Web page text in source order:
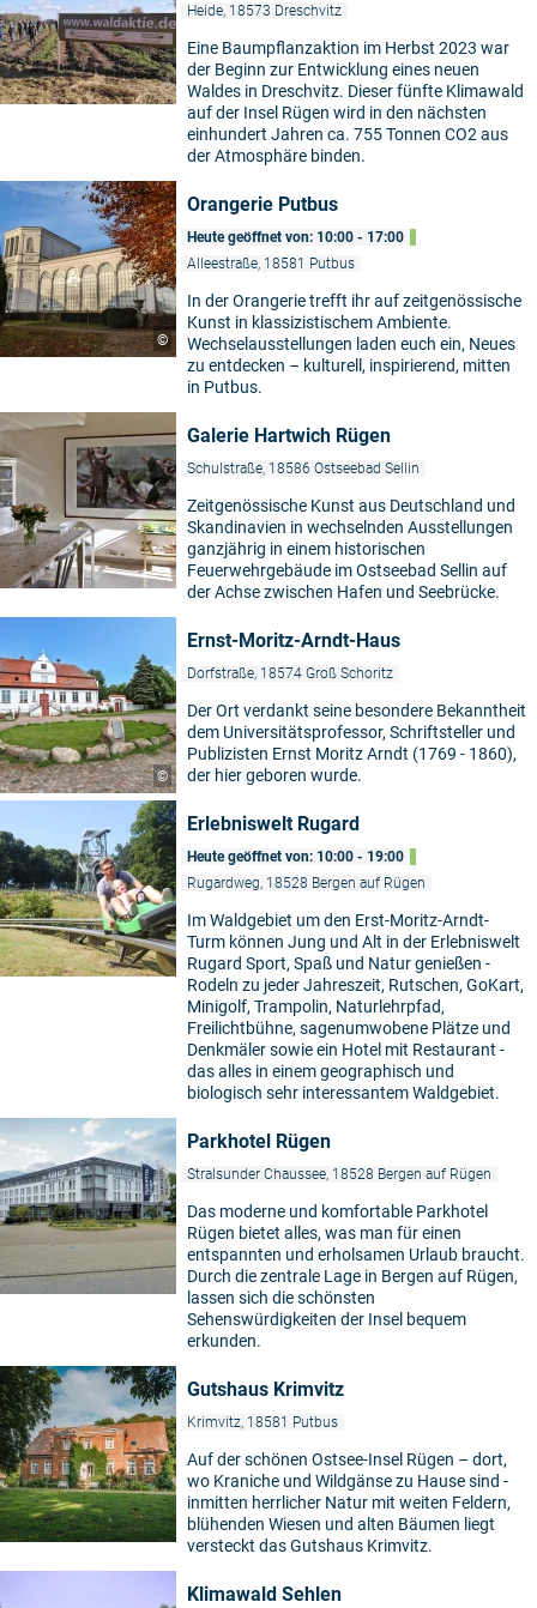
Heide, 18573 Dreschvitz
Eine Baumpflanzaktion im Herbst 2023 war
der Beginn zur Entwicklung eines neuen
Waldes in Dreschvitz. Dieser fünfte Klimawald
auf der Insel Rügen wird in den nächsten
einhundert Jahren ca. 755 Tonnen CO2 aus
der Atmosphäre binden.
©
Orangerie Putbus
Heute geöffnet von: 10:00 - 17:00
Alleestraße, 18581 Putbus
In der Orangerie trefft ihr auf zeitgenössische
Kunst in klassizistischem Ambiente.
Wechselausstellungen laden euch ein, Neues
zu entdecken – kulturell, inspirierend, mitten
in Putbus.
Galerie Hartwich Rügen
Schulstraße, 18586 Ostseebad Sellin
Zeitgenössische Kunst aus Deutschland und
Skandinavien in wechselnden Ausstellungen
ganzjährig in einem historischen
Feuerwehrgebäude im Ostseebad Sellin auf
der Achse zwischen Hafen und Seebrücke.
©
Ernst-Moritz-Arndt-Haus
Dorfstraße, 18574 Groß Schoritz
Der Ort verdankt seine besondere Bekanntheit
dem Universitätsprofessor, Schriftsteller und
Publizisten Ernst Moritz Arndt (1769 - 1860),
der hier geboren wurde.
Erlebniswelt Rugard
Heute geöffnet von: 10:00 - 19:00
Rugardweg, 18528 Bergen auf Rügen
Im Waldgebiet um den Erst-Moritz-Arndt-
Turm können Jung und Alt in der Erlebniswelt
Rugard Sport, Spaß und Natur genießen -
Rodeln zu jeder Jahreszeit, Rutschen, GoKart,
Minigolf, Trampolin, Naturlehrpfad,
Freilichtbühne, sagenumwobene Plätze und
Denkmäler sowie ein Hotel mit Restaurant -
das alles in einem geographisch und
biologisch sehr interessantem Waldgebiet.
Parkhotel Rügen
Stralsunder Chaussee, 18528 Bergen auf Rügen
Das moderne und komfortable Parkhotel
Rügen bietet alles, was man für einen
entspannten und erholsamen Urlaub braucht.
Durch die zentrale Lage in Bergen auf Rügen,
lassen sich die schönsten
Sehenswürdigkeiten der Insel bequem
erkunden.
Gutshaus Krimvitz
Krimvitz, 18581 Putbus
Auf der schönen Ostsee-Insel Rügen – dort,
wo Kraniche und Wildgänse zu Hause sind -
inmitten herrlicher Natur mit weiten Feldern,
blühenden Wiesen und alten Bäumen liegt
versteckt das Gutshaus Krimvitz.
Klimawald Sehlen